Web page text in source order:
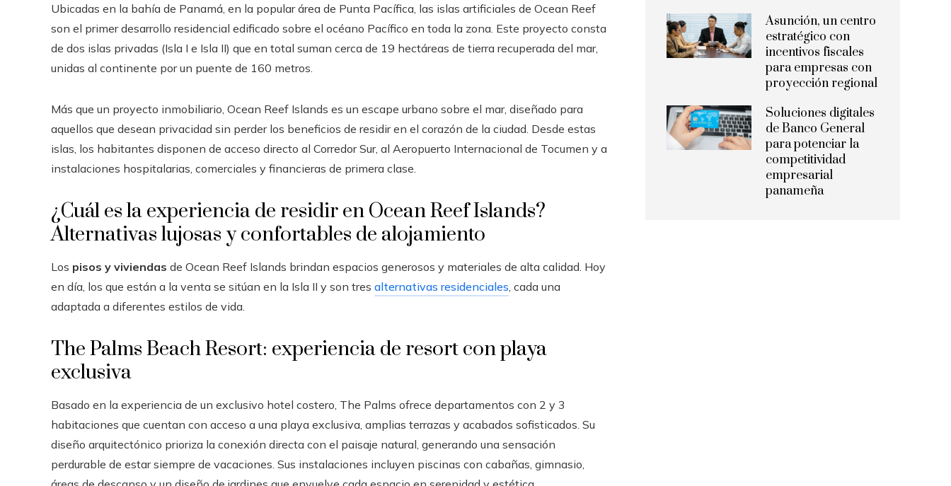
Ubicadas en la bahía de Panamá, en la popular área de Punta Pacífica, las islas artificiales de Ocean Reef
son el primer desarrollo residencial edificado sobre el océano Pacífico en toda la zona. Este proyecto consta
de dos islas privadas (Isla I e Isla II) que en total suman cerca de 19 hectáreas de tierra recuperada del mar,
unidas al continente por un puente de 160 metros.
Más que un proyecto inmobiliario, Ocean Reef Islands es un escape urbano sobre el mar, diseñado para
aquellos que desean privacidad sin perder los beneficios de residir en el corazón de la ciudad. Desde estas
islas, los habitantes disponen de acceso directo al Corredor Sur, al Aeropuerto Internacional de Tocumen y a
instalaciones hospitalarias, comerciales y financieras de primera clase.
¿Cuál es la experiencia de residir en Ocean Reef Islands?
Alternativas lujosas y confortables de alojamiento
Los pisos y viviendas de Ocean Reef Islands brindan espacios generosos y materiales de alta calidad. Hoy
en día, los que están a la venta se sitúan en la Isla II y son tres alternativas residenciales , cada una
adaptada a diferentes estilos de vida.
The Palms Beach Resort: experiencia de resort con playa
exclusiva
Basado en la experiencia de un exclusivo hotel costero, The Palms ofrece departamentos con 2 y 3
habitaciones que cuentan con acceso a una playa exclusiva, amplias terrazas y acabados sofisticados. Su
diseño arquitectónico prioriza la conexión directa con el paisaje natural, generando una sensación
perdurable de estar siempre de vacaciones. Sus instalaciones incluyen piscinas con cabañas, gimnasio,
Asunción, un centro
estratégico con
incentivos fiscales
para empresas con
proyección regional
Soluciones digitales
de Banco General
para potenciar la
competitividad
empresarial
panameña